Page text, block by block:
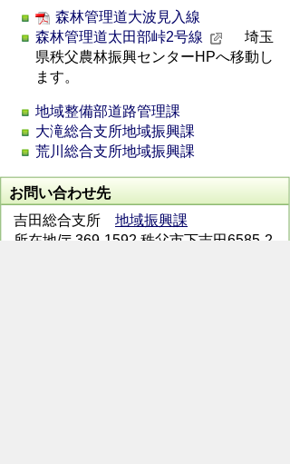
森林管理道大波見入線
森林管理道太田部峠2号線
埼玉
県秩父農林振興センターHPへ移動し
ます。
地域整備部道路管理課
大滝総合支所地域振興課
荒川総合支所地域振興課
お問い合わせ先
吉田総合支所 地域振興課
所在地/〒369-1592 秩父市下吉田6585-2